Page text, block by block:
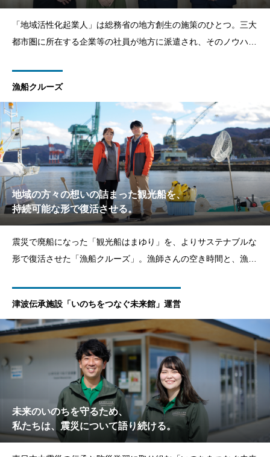
「地域活性化起業人」は総務省の地方創生の施策のひとつ。三大
都市圏に所在する企業等の社員が地方に派遣され、そのノウハウ
かまいしＤＭＣと関係の深い江崎グリコ（株）と
漁船クルーズ
地域の方々の想いの詰まった観光船を、
持続可能な形で復活させる。
震災で廃船になった「観光船はまゆり」を、よりサステナブルな
形で復活させた「漁船クルーズ」。漁師さんの空き時間と、漁船
ロジェクトは、社員を含めた携わる一人ひと
津波伝承施設「いのちをつなぐ未来館」運営
未来のいのちを守るため、
私たちは、震災について語り続ける。